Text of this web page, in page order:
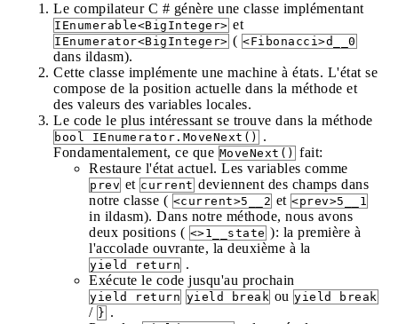
Le compilateur C # génère une classe implémentant
IEnumerable<BigInteger> et
IEnumerator<BigInteger> ( <Fibonacci>d__0
dans ildasm).
Cette classe implémente une machine à états. L'état se
compose de la position actuelle dans la méthode et
des valeurs des variables locales.
Le code le plus intéressant se trouve dans la méthode
bool IEnumerator.MoveNext()
.
Fondamentalement, ce que MoveNext() fait:
Restaure l'état actuel. Les variables comme
prev et current deviennent des champs dans
notre classe ( <current>5__2 et <prev>5__1
in ildasm). Dans notre méthode, nous avons
deux positions ( <>1__state ): la première à
l'accolade ouvrante, la deuxième à la
yield return .
Exécute le code jusqu'au prochain
yield return yield break ou yield break
/ } .